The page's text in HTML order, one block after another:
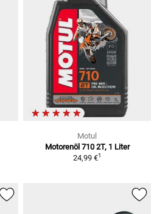
Motul
Motorenöl 710 2T, 1 Liter
24,99 €1